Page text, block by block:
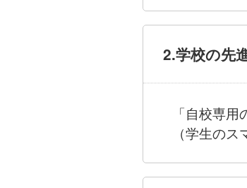
2.学校の先
「自校専
（学生の